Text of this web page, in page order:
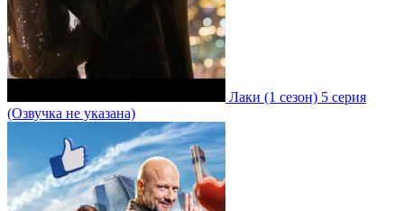
Лаки (1 сезон) 5 серия
(Озвучка не указана)